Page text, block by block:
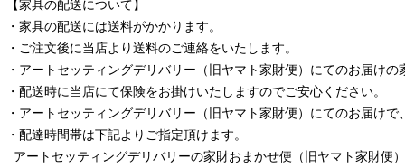
【家具の配送について】
・家具の配送には送料がかかります。
・ご注文後に当店より送料のご連絡をいたします。
・ アートセッティングデリバリー （旧ヤマト家財便） にてのお届けの
・配送時に当店にて保険をお掛けいたしますのでご安心ください。
・ アートセッティングデリバリー （旧ヤマト家財便） にてのお届けで
・配達時間帯は下記よりご指定頂けます。
アートセッティングデリバリーの家財おまかせ便 （旧ヤマト家財便